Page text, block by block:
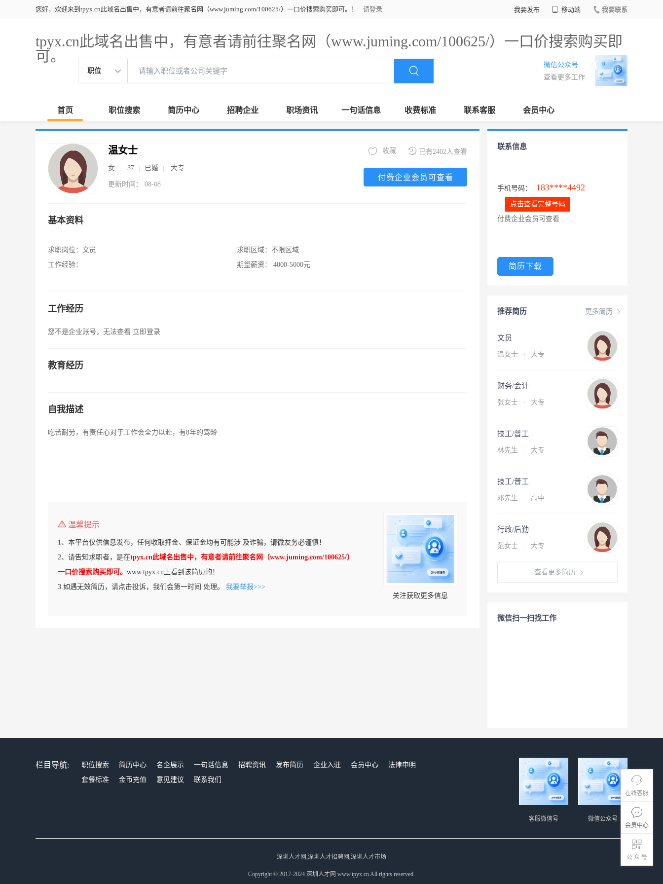
您好，欢迎来到tpyx.cn此域名出售中，有意者请前往聚名网（www.juming.com/100625/）一口价搜索购买即可。！ 请登录 我要发布 移动端 我要联系
tpyx.cn此域名出售中，有意者请前往聚名网（www.juming.com/100625/）一口价搜索购买即
可。
职位
微信公众号
查看更多工作
首页 职位搜索 简历中心 招聘企业 职场资讯 一句话信息 收费标准 联系客服 会员中心
在线客服
会员中心
公 众 号
温女士
女 37 已婚 大专
更新时间： 08-08
已有2402人查看
收藏
付费企业会员可查看
基本资料
求职岗位： 文员
工作经验：
求职区域： 不限区域
期望薪资：
4000-5000元
工作经历
您不是企业账号，无法查看 立即登录
教育经历
自我描述
吃苦耐劳，有责任心对于工作会全力以赴，有8年的驾龄
温馨提示
1、本平台仅供信息发布，任何收取押金、保证金均有可能涉 及诈骗，请微友务必谨慎！
2、请告知求职者，是在tpyx.cn此域名出售中，有意者请前往聚名网（www.juming.com/100625/）
一口价搜索购买即可。 www.tpyx.cn上看到该简历的！
3.如遇无效简历，请点击投诉，我们会第一时间 处理。 我要举报>>>
关注获取更多信息
联系信息
手机号码： 183****4492
点击查看完整号码
付费企业会员可查看
简历下载
更多简历
推荐简历
文员
温女士 · 大专
财务/会计
张女士 · 大专
技工/普工
林先生 · 大专
技工/普工
邓先生 · 高中
行政/后勤
范女士 · 大专
查看更多简历
微信扫一扫找工作
栏目导航: 职位搜索 简历中心 名企展示 一句话信息 招聘资讯 发布简历 企业入驻 会员中心
法律申明
套餐标准
金币充值 意见建议 联系我们
微信公众号
客服微信号
深圳人才网,深圳人才招聘网,深圳人才市场
Copyright © 2017-2024 深圳人才网 www.tpyx.cn All rights reserved.